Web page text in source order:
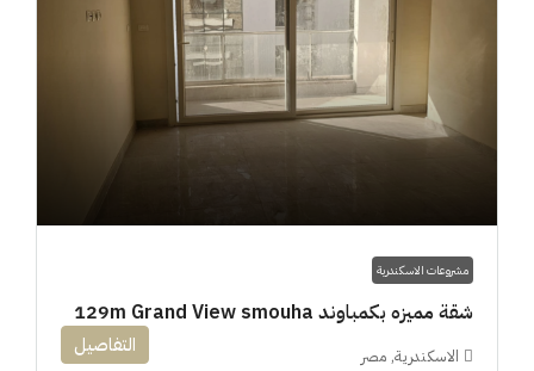
مشروعات الاسكندرية
شقة مميزه بكمباوند 129m Grand View smouha
الاسكندرية, مصر التفاصيل